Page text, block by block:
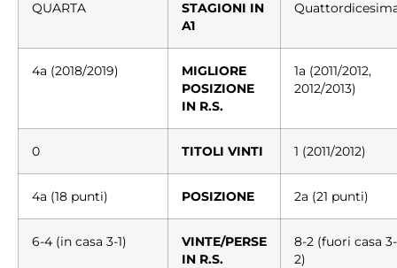
QUARTA
STAGIONI IN
A1
4a (2018/2019)
MIGLIORE
POSIZIONE
IN R.S.
1a (2011/2012,
2012/2013)
0 TITOLI VINTI 1 (2011/2012)
4a (18 punti) POSIZIONE 2a (21 punti)
6-4 (in casa 3-1)
VINTE/PERSE
IN R.S.
8-2 (fuori casa 3-
2)